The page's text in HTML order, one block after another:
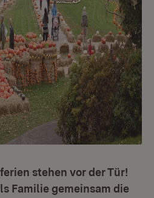
stehen vor der Tür!
Familie gemeinsam die